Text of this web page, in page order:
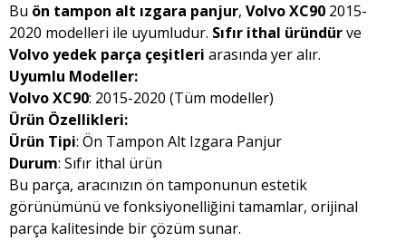
Bu ön tampon alt ızgara panjur, Volvo XC90 2015-
2020 modelleri ile uyumludur. Sıfır ithal üründürve
Volvo yedek parça çeşitleri arasında yer alır.
Uyumlu Modeller:
Volvo XC90: 2015-2020 (Tüm modeller)
Ürün Özellikleri:
Ürün Tipi: Ön Tampon Alt Izgara Panjur
Durum: Sıfır ithal ürün
Bu parça, aracınızın ön tamponunun estetik
görünümünü ve fonksiyonelliğini tamamlar, orijinal
parça kalitesinde bir çözüm sunar.